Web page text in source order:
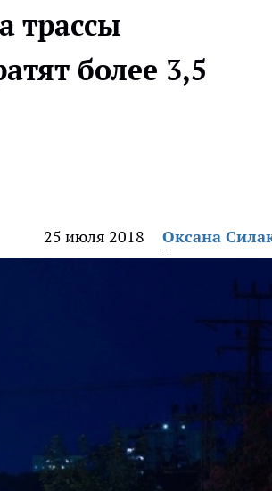
трассы
более 3,5
25 июля 2018 Оксана